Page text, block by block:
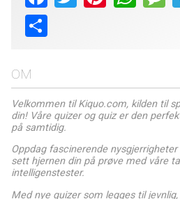
Share
OM
Velkommen til Kiquo.com, kilden til
din! Våre quizer og quiz er den
på samtidig.
Oppdag fascinerende
sett hjernen din på prøve med våre
intelligenstester.
Med nye quizer som legges til